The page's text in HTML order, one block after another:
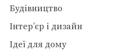
Будівництво
Інтер’єр і дизайн
Ідеї для дому